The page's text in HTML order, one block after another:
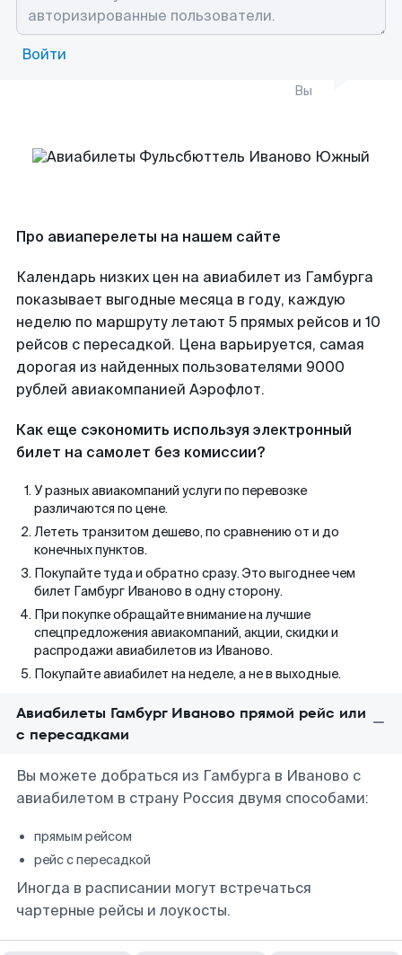
Войти
Вы
Про авиаперелеты на нашем сайте
Календарь низких цен на авиабилет из Гамбурга
показывает выгодные месяца в году, каждую
неделю по маршруту летают 5 прямых рейсов и 10
рейсов с пересадкой. Цена варьируется, самая
дорогая из найденных пользователями 9000
рублей авиакомпанией Аэрофлот.
Как еще сэкономить используя электронный
билет на самолет без комиссии?
У разных авиакомпаний услуги по перевозке
различаются по цене.
Лететь транзитом дешево, по сравнению от и до
конечных пунктов.
Покупайте туда и обратно сразу. Это выгоднее чем
билет Гамбург Иваново в одну сторону.
При покупке обращайте внимание на лучшие
спецпредложения авиакомпаний, акции, скидки и
распродажи авиабилетов из Иваново.
Покупайте авиабилет на неделе, а не в выходные.
Авиабилеты Гамбург Иваново прямой рейс или
с пересадками
Вы можете добраться из Гамбурга в Иваново с
авиабилетом в страну Россия двумя способами:
прямым рейсом
рейс с пересадкой
Иногда в расписании могут встречаться
чартерные рейсы и лоукосты.